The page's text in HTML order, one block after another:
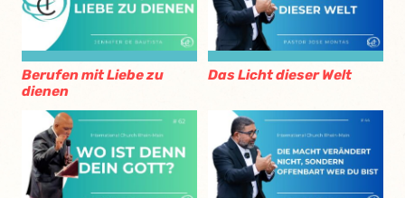
Berufen mit Liebe zu
dienen
Das Licht dieser Welt